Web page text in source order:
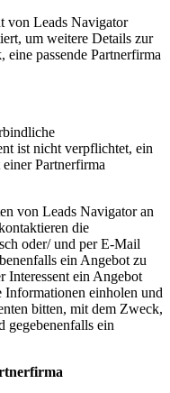
von Leads Navigator
um weitere Details zur
passende Partnerfirma
ist nicht verpflichtet, ein
Partnerfirma
von Leads Navigator an
die
oder/ und per E-Mail
ein Angebot zu
Interessent ein Angebot
Informationen einholen und
bitten, mit dem Zweck,
gegebenenfalls ein